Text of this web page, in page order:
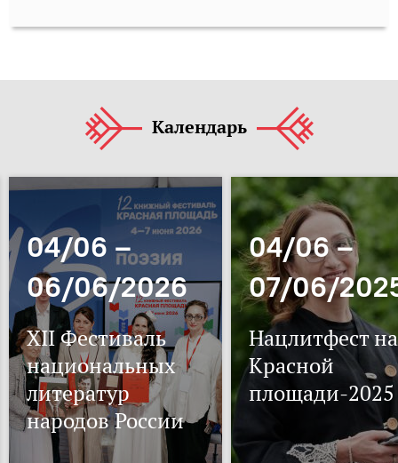
Календарь
04/06 –
06/06/2026
XII Фестиваль
национальных
литератур
народов России
04/06 –
07/06/
Нацлитфест на
Красной
площади-2025